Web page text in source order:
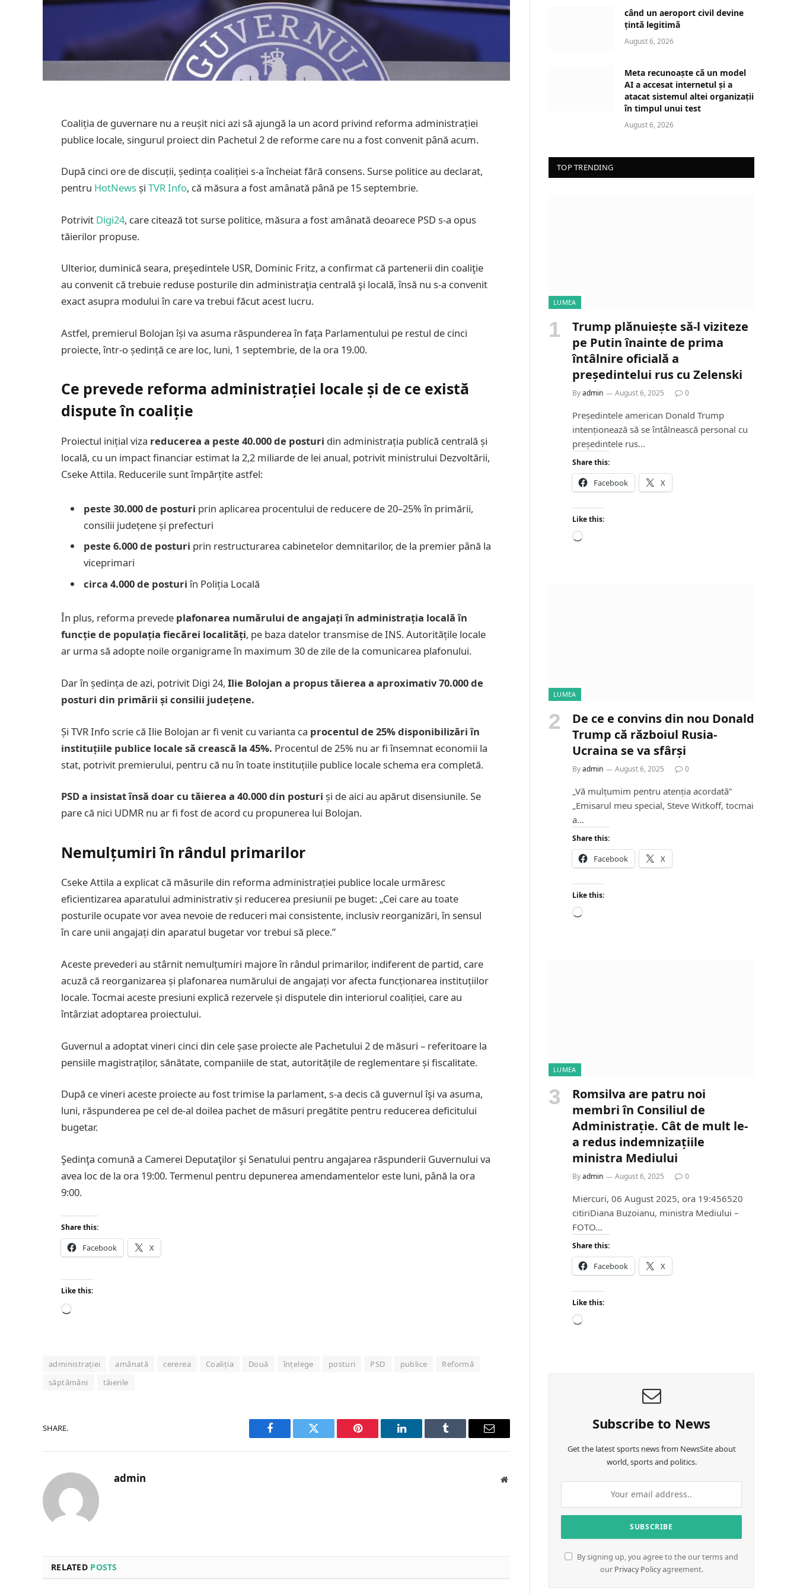
Coaliția de guvernare nu a reușit nici azi să ajungă la un acord privind reforma administrației
publice locale, singurul proiect din Pachetul 2 de reforme care nu a fost convenit până acum.
După cinci ore de discuții, ședința coaliției s-a încheiat fără consens. Surse politice au declarat,
pentru HotNewsși TVR Info, că măsura a fost amânată până pe 15 septembrie.
Potrivit Digi24, care citează tot surse politice, măsura a fost amânată deoarece PSD s-a opus
tăierilor propuse.
Ulterior, duminică seara, preşedintele USR, Dominic Fritz, a confirmat că partenerii din coaliţie
au convenit că trebuie reduse posturile din administraţia centrală şi locală, însă nu s-a convenit
exact asupra modului în care va trebui făcut acest lucru.
Astfel, premierul Bolojan își va asuma răspunderea în fața Parlamentului pe restul de cinci
proiecte, într-o ședință ce are loc, luni, 1 septembrie, de la ora 19.00.
Ce prevede reforma administrației locale și de ce există
dispute în coaliție
Proiectul inițial viza reducerea a peste 40.000 de posturi din administrația publică centrală și
locală, cu un impact financiar estimat la 2,2 miliarde de lei anual, potrivit ministrului Dezvoltării,
Cseke Attila. Reducerile sunt împărțite astfel:
peste 30.000 de posturi prin aplicarea procentului de reducere de 20–25% în primării,
consilii județene și prefecturi
peste 6.000 de posturi prin restructurarea cabinetelor demnitarilor, de la premier până la
viceprimari
circa 4.000 de posturiîn Poliția Locală
În plus, reforma prevede plafonarea numărului de angajați în administrația locală în
funcție de populația fiecărei localități, pe baza datelor transmise de INS. Autoritățile locale
ar urma să adopte noile organigrame în maximum 30 de zile de la comunicarea plafonului.
Dar în ședința de azi, potrivit Digi 24, Ilie Bolojan a propus tăierea a aproximativ 70.000 de
posturi din primării și consilii județene.
Și TVR Info scrie că Ilie Bolojan ar fi venit cu varianta ca procentul de 25% disponibilizări în
instituțiile publice locale să crească la 45%. Procentul de 25% nu ar fi însemnat economii la
stat, potrivit premierului, pentru că nu în toate instituțiile publice locale schema era completă.
PSD a insistat însă doar cu tăierea a 40.000 din posturi și de aici au apărut disensiunile. Se
pare că nici UDMR nu ar fi fost de acord cu propunerea lui Bolojan.
Nemulțumiri în rândul primarilor
Cseke Attila a explicat că măsurile din reforma administrației publice locale urmăresc
eficientizarea aparatului administrativ și reducerea presiunii pe buget: „Cei care au toate
posturile ocupate vor avea nevoie de reduceri mai consistente, inclusiv reorganizări, în sensul
în care unii angajați din aparatul bugetar vor trebui să plece.”
Aceste prevederi au stârnit nemulțumiri majore în rândul primarilor, indiferent de partid, care
acuză că reorganizarea și plafonarea numărului de angajați vor afecta funcționarea instituțiilor
locale. Tocmai aceste presiuni explică rezervele și disputele din interiorul coaliției, care au
întârziat adoptarea proiectului.
Guvernul a adoptat vineri cinci din cele șase proiecte ale Pachetului 2 de măsuri – referitoare la
pensiile magistraților, sănătate, companiile de stat, autoritățile de reglementare și fiscalitate.
După ce vineri aceste proiecte au fost trimise la parlament, s-a decis că guvernul îşi va asuma,
luni, răspunderea pe cel de-al doilea pachet de măsuri pregătite pentru reducerea deficitului
bugetar.
Şedinţa comună a Camerei Deputaţilor şi Senatului pentru angajarea răspunderii Guvernului va
avea loc de la ora 19:00. Termenul pentru depunerea amendamentelor este luni, până la ora
9:00.
Share this:
Facebook X
Like this:
Loading…
administrației amânată cererea Coaliția Două înțelege posturi PSD publice
Reformă
săptămâni
tăierile
SHARE.
Facebook Twitter Pinterest LinkedIn Tumblr Email
admin Website
RELATED POSTS
când un aeroport civil devine
țintă legitimă
August 6, 2026
Meta recunoaște că un model
AI a accesat internetul și a
atacat sistemul altei organizații
în timpul unui test
August 6, 2026
TOP TRENDING
LUMEA
Trump plănuiește să-l viziteze
pe Putin înainte de prima
întâlnire oficială a
președintelui rus cu Zelenski
Byadmin August 6, 2025 0
Președintele american Donald Trump
intenționează să se întâlnească personal cu
președintele rus…
Share this:
Facebook X
Like this:
L
LUMEA
De ce e convins din nou Donald
Trump că războiul Rusia-
Ucraina se va sfârși
Byadmin August 6, 2025 0
„Vă mulțumim pentru atenția acordată”
„Emisarul meu special, Steve Witkoff, tocmai
a…
Share this:
Facebook X
Like this:
L
LUMEA
Romsilva are patru noi
membri în Consiliul de
Administrație. Cât de mult le-
a redus indemnizațiile
ministra Mediului
Byadmin August 6, 2025 0
Miercuri, 06 August 2025, ora 19:456520
citiriDiana Buzoianu, ministra Mediului –
FOTO…
Share this:
Facebook X
Like this:
L
Subscribe to News
Get the latest sports news from NewsSite about
world, sports and politics.
By signing up, you agree to the our terms and
our Privacy Policyagreement.